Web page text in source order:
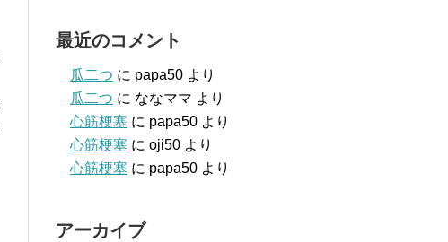
最近のコメント
瓜二つ に papa50 より
瓜二つ に ななママ より
心筋梗塞 に papa50 より
心筋梗塞 に oji50 より
心筋梗塞 に papa50 より
アーカイブ